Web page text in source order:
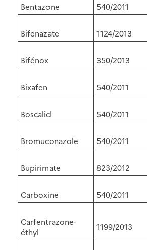
Bentazone 540/2011
Bifenazate 1124/2013
Bifénox 350/2013
Bixafen 540/2011
Boscalid 540/2011
Bromuconazole 540/2011
Bupirimate 823/2012
Carboxine 540/2011
Carfentrazone-
éthyl
1199/2013